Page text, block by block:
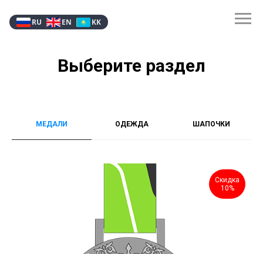
Выберите раздел
МЕДАЛИ ОДЕЖДА ШАПОЧКИ
Скидка
10%
RU EN KK